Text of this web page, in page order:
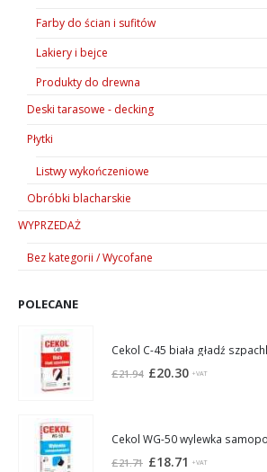
Farby do ścian i sufitów
Lakiery i bejce
Produkty do drewna
Deski tarasowe - decking
Płytki
Listwy wykończeniowe
Obróbki blacharskie
WYPRZEDAŻ
Bez kategorii / Wycofane
POLECANE
Cekol C-45 biała gładź
£21.94 Pierwotna
£20.30Aktualna
£20.30.
+VAT
Cekol WG-50 wylewka
£21.71 Pierwotna
£18.71 Aktualna
+VAT